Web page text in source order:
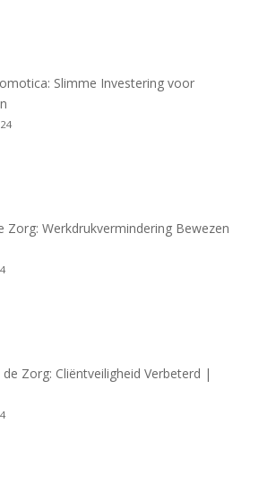
Slimme Investering voor
Zorg: Werkdrukvermindering Bewezen
Zorg: Cliëntveiligheid Verbeterd |